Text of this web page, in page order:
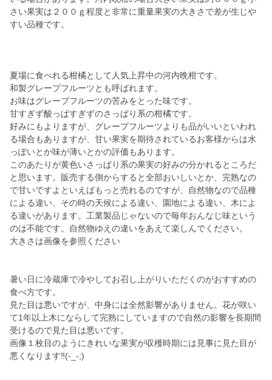
さい果実は２００ｇ程度と非常に重量果実の大きさで差が生じや
すい品種です。
夏場に食べれる柑橘として人気上昇中の河内晩柑です。
和製グレープフルーツとも呼ばれます。
お味はグレープフルーツの苦みをとった味です。
甘すぎず酸っぱすぎずのさっぱり系の柑橘です。
好みにもよりますが、グレープフルーツよりも品がいいといわれ
る場合もありますが、甘い果実を期待されているお客様からは水
っぽいとか味が薄いとかの評価もあります。
このあたりが黄色いさっぱり系の果実の好みの分かれるところだ
と思います。販売する側からすると全部おいしいとか、完熟なの
で甘いですよといえばもっと売れるのですが、自然物なので品種
による違い、その時の天候による違い、園地による違い、木によ
る違いがあります。工業製品じゃないので毎年おんなじ味という
のは不能です。自然物ゆえの違いをあえて楽しんでください。
大きさは画像を参照ください
暑い日に冷蔵庫で冷やしてお召し上がりいただくのがおすすめの
食べ方です。
見た目は悪いですが、中身には全然影響がありません。花が咲い
て1年以上木にならして完熟にしていますので自然の影響を長期間
受けるので見た目は悪いです。
画像１枚目のようにきれいな果実が収穫時期には見事に見た目が
悪くなります‼️(-_-;)